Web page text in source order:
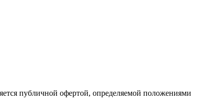
публичной офертой, определяемой положениями